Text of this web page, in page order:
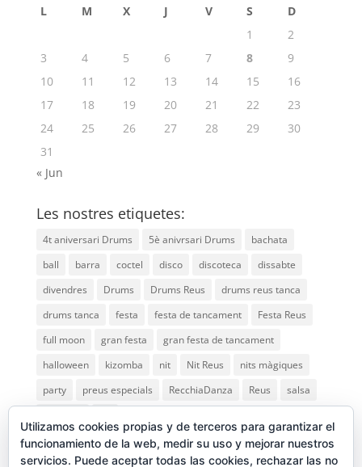
L M X J V S
D
1
2
3
4 5 6 7 8
9
10
11 12 13 14 15
16
17
18 19 20 21 22
23
24
25 26 27 28 29
30
31
« Jun
Les nostres etiquetes:
4t aniversari Drums 5è anivrsari Drums
bachata
ball
barra coctel disco discoteca
dissabte
divendres
Drums Drums Reus
drums reus tanca
drums tanca
festa festa de tancament
Festa Reus
full moon
gran festa
gran festa de tancament
halloween
kizomba nit Nit Reus
nits màgiques
party
preus especials RecchiaDanza Reus
salsa
Utilizamos cookies propias y de terceros para garantizar el
funcionamiento de la web, medir su uso y mejorar nuestros
servicios. Puede aceptar todas las cookies, rechazar las no